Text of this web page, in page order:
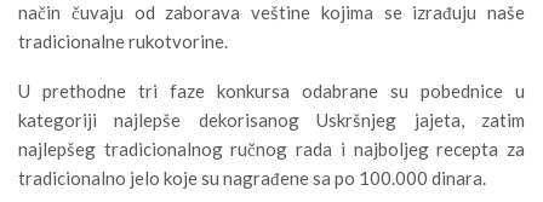
način čuvaju od zaborava veštine kojima se izrađuju naše
tradicionalne rukotvorine.
U prethodne tri faze konkursa odabrane su pobednice u
kategoriji najlepše dekorisanog Uskršnjeg jajeta, zatim
najlepšeg tradicionalnog ručnog rada i najboljeg recepta za
tradicionalno jelo koje su nagrađene sa po 100.000 dinara.